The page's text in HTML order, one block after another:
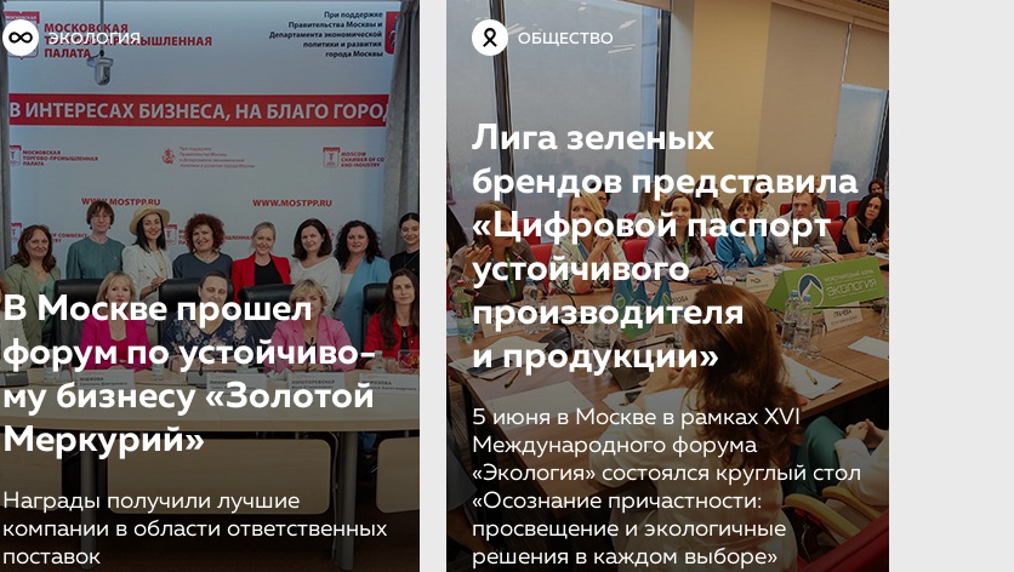
ЭКОЛОГИЯ
В Москве прошел
форум по устойчиво­
му бизнесу «Золотой
Меркурий»
Награды получили лучшие
компании в области ответственных
поставок
ОБЩЕСТВО
Лига зеленых
брендов представила
«Цифровой паспорт
устойчивого
производителя
и продукции»
5 июня в Москве в рамках XVI
Международного форума
«Экология» состоялся круглый стол
«Осознание причастности:
просвещение и экологичные
решения в каждом выборе»